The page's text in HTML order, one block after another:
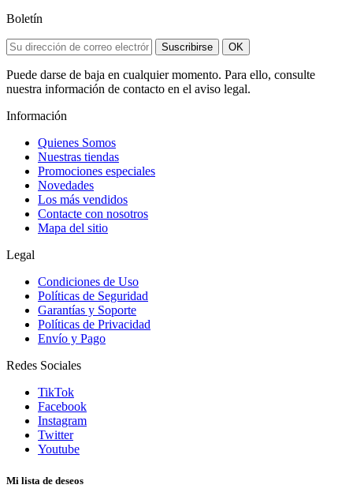
Boletín
Suscribirse OK
Puede darse de baja en cualquier momento. Para ello, consulte
nuestra información de contacto en el aviso legal.
Información
Quienes Somos
Nuestras tiendas
Promociones especiales
Novedades
Los más vendidos
Contacte con nosotros
Mapa del sitio
Legal
Condiciones de Uso
Políticas de Seguridad
Garantías y Soporte
Políticas de Privacidad
Envío y Pago
Redes Sociales
TikTok
Facebook
Instagram
Twitter
Youtube
Mi lista de deseos